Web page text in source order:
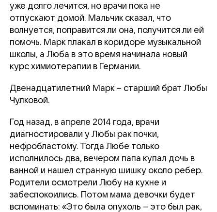
уже долго лечится, но врачи пока не
отпускают домой. Мальчик сказал, что
волнуется, поправится ли она, получится ли ей
помочь. Марк плакал в коридоре музыкальной
школы, а Люба в это время начинала новый
курс химиотерапии в Германии.
Двенадцатилетний Марк – старший брат Любы
Чулковой.
Год назад, в апреле 2014 года, врачи
диагностировали у Любы рак почки,
нефробластому. Тогда Любе только
исполнилось два, вечером папа купал дочь в
ванной и нашел странную шишку около ребер.
Родители осмотрели Любу на кухне и
забеспокоились. Потом мама девочки будет
вспоминать: «Это была опухоль – это был рак,